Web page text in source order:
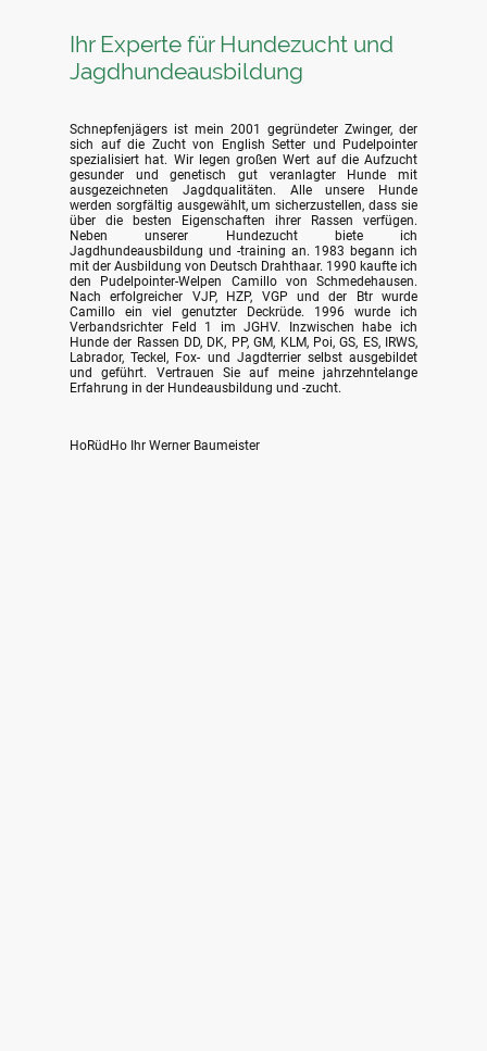
Ihr Experte für Hundezucht und
Jagdhundeausbildung
Schnepfenjägers ist mein 2001 gegründeter Zwinger, der
sich auf die Zucht von English Setter und Pudelpointer
spezialisiert hat. Wir legen großen Wert auf die Aufzucht
gesunder und genetisch gut veranlagter Hunde mit
ausgezeichneten Jagdqualitäten. Alle unsere Hunde
werden sorgfältig ausgewählt, um sicherzustellen, dass sie
über die besten Eigenschaften ihrer Rassen verfügen.
Neben unserer Hundezucht biete ich
Jagdhundeausbildung und -training an. 1983 begann ich
mit der Ausbildung von Deutsch Drahthaar. 1990 kaufte ich
den Pudelpointer-Welpen Camillo von Schmedehausen.
Nach erfolgreicher VJP, HZP, VGP und der Btr wurde
Camillo ein viel genutzter Deckrüde. 1996 wurde ich
Verbandsrichter Feld 1 im JGHV. Inzwischen habe ich
Hunde der Rassen DD, DK, PP, GM, KLM, Poi, GS, ES, IRWS,
Labrador, Teckel, Fox- und Jagdterrier selbst ausgebildet
und geführt. Vertrauen Sie auf meine jahrzehntelange
Erfahrung in der Hundeausbildung und -zucht.
HoRüdHo Ihr Werner Baumeister